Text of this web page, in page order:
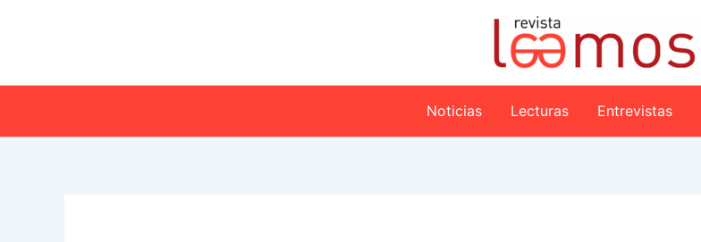
Noticias Lecturas Entrevistas